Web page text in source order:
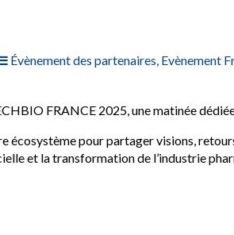
Évènement des partenaires, Evènement
FRANCE 2025, une matinée
écosystème pour partager visions,
et la transformation de l’industrie